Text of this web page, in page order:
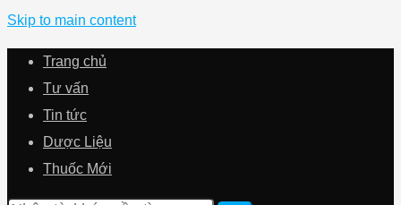
Skip to main content
Trang chủ
Tư vấn
Tin tức
Dược Liệu
Thuốc Mới